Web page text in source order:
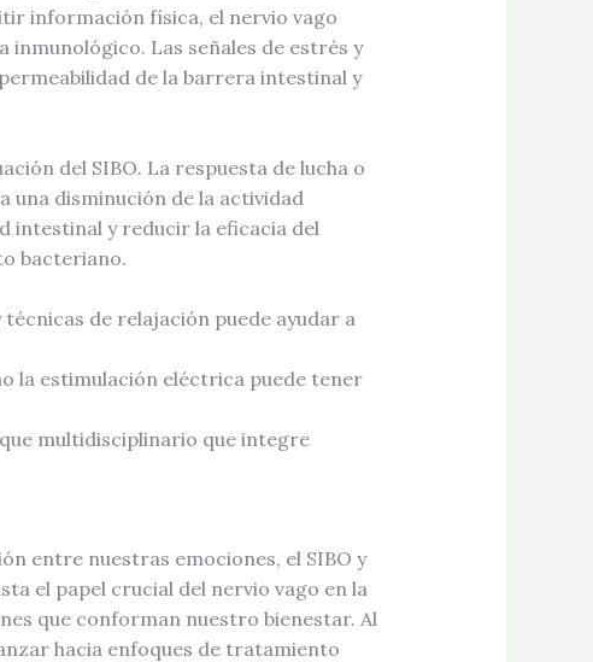
información física, el nervio vago
inmunológico. Las señales de estrés y
de la barrera intestinal y
del SIBO. La respuesta de lucha o
una disminución de la actividad
intestinal y reducir la eficacia del
bacteriano.
de relajación puede ayudar a
la estimulación eléctrica puede tener
multidisciplinario que integre
entre nuestras emociones, el SIBO y
el papel crucial del nervio vago en la
que conforman nuestro bienestar. Al
hacia enfoques de tratamiento